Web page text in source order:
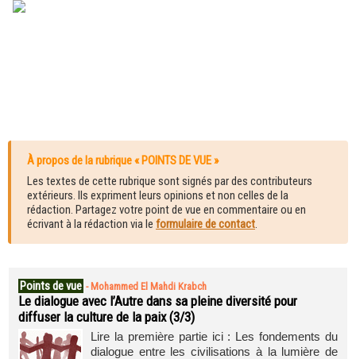
À propos de la rubrique « POINTS DE VUE »
Les textes de cette rubrique sont signés par des contributeurs
extérieurs. Ils expriment leurs opinions et non celles de la
rédaction. Partagez votre point de vue en commentaire ou en
écrivant à la rédaction via le formulaire de contact.
Points de vue - Mohammed El Mahdi Krabch
Le dialogue avec l’Autre dans sa pleine diversité pour
diffuser la culture de la paix (3/3)
Lire la première partie ici : Les fondements du
dialogue entre les civilisations à la lumière de